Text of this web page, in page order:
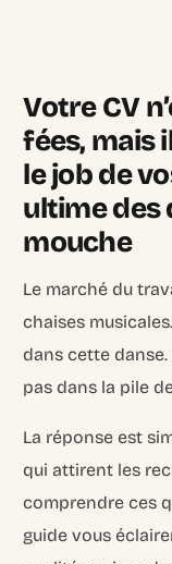
Votre CV
fées, mais
le job de
ultime des
mouche
Le marché du
chaises
dans cette
pas dans la pile
La réponse est
qui attirent les
comprendre ces
guide vous